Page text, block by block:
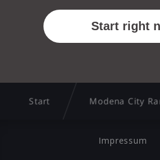
Start Modena City
Impressum